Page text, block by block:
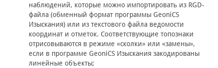
наблюдений, которые можно импортировать из RGD-
файла (обменный формат программы GeoniCS
Изыскания) или из текстового файла ведомости
координат и отметок. Соответствующие топознаки
отрисовываются в режиме «сколки» или «замены»,
если в программе GeoniCS Изыскания закодированы
линейные объекты;